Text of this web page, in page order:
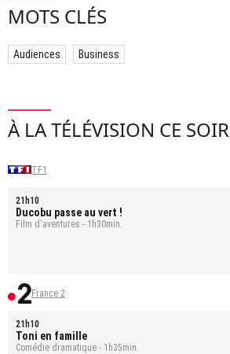
MOTS CLÉS
Audiences Business
À LA TÉLÉVISION CE SOIR
TF1
21h10
Ducobu passe au vert !
Film d'aventures - 1h30min.
France 2
21h10
Toni en famille
Comédie dramatique - 1h35min.